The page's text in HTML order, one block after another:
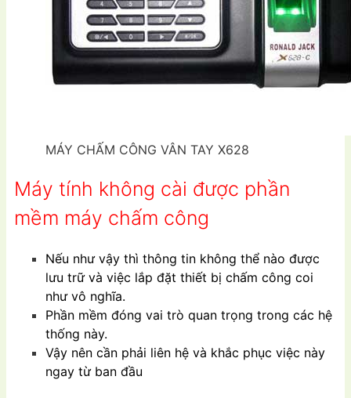
MÁY CHẤM CÔNG VÂN TAY X628
Máy tính không cài được phần
mềm máy chấm công
Nếu như vậy thì thông tin không thể nào được
lưu trữ và việc lắp đặt thiết bị chấm công coi
như vô nghĩa.
Phần mềm đóng vai trò quan trọng trong các hệ
thống này.
Vậy nên cần phải liên hệ và khắc phục việc này
ngay từ ban đầu